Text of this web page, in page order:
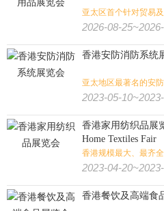
亚太区首个针对贸易
2026-08-
香港安防消防系统
亚太地区最著名的安
2023-05-
香港家用纺织品展
Home Textiles Fair
香港规模最大、最齐
2023-04-
香港餐饮及高端食